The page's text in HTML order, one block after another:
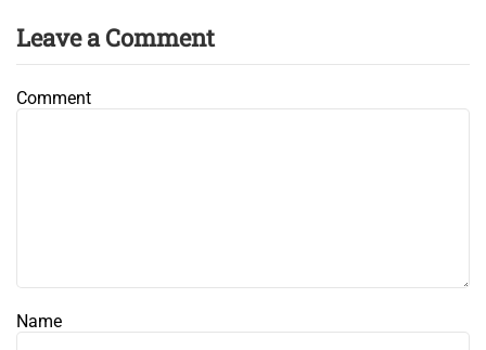
Leave a Comment
Comment
Name